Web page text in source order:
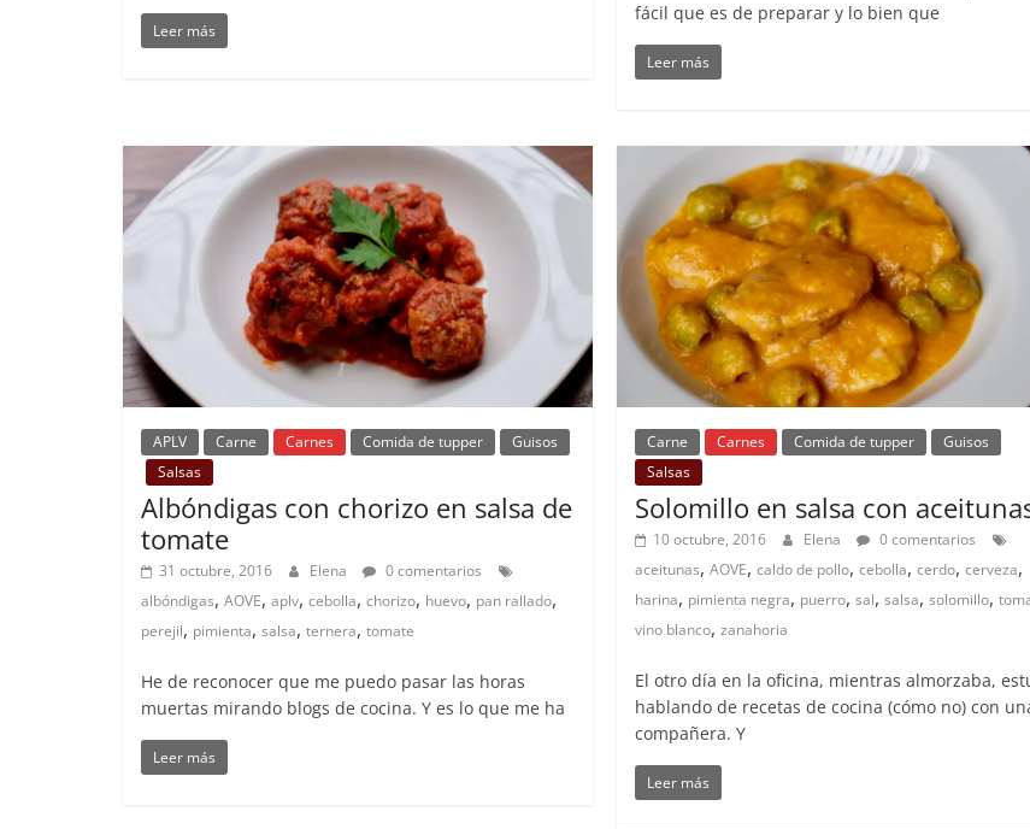
Leer más
fácil que es de preparar y lo bien que
Leer más
APLV Carne Carnes Comida de tupper
Guisos
Salsas
Albóndigas con chorizo en salsa de
tomate
31 octubre, 2016 Elena
0 comentarios
albóndigas, AOVE, aplv, cebolla, chorizo, huevo, pan rallado,
perejil, pimienta, salsa, ternera, tomate
He de reconocer que me puedo pasar las horas
muertas mirando blogs de cocina. Y es lo que me ha
Leer más
Carne Carnes Comida de tupper
Guisos
Salsas
Solomillo en salsa con
10 octubre, 2016 Elena
0 comentarios
aceitunas,AOVE,caldo de pollo,cebolla,cerdo,cerveza,
harina, pimienta negra, puerro,sal,salsa,solomillo,
vino blanco,zanahoria
El otro día en la oficina, mientras almorzaba,
hablando de recetas de cocina (cómo no) con
compañera. Y
Leer más